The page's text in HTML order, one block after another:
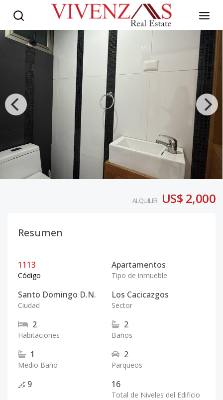
ALQUILER US$ 2,000
Resumen
1113
Código
Apartamentos
Tipo de inmueble
Santo Domingo D.N.
Ciudad
Los Cacicazgos
Sector
2
Habitaciones
2
Baños
1
Medio Baño
2
Parqueos
9 16
Total de Niveles del Edificio